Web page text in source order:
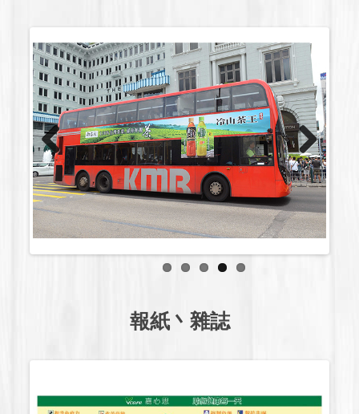
Previous Next
報紙⼂雜誌